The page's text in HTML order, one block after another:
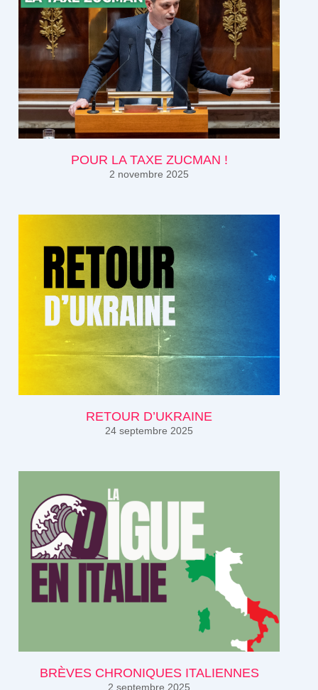
POUR LA TAXE ZUCMAN !
2 novembre 2025
RETOUR D’UKRAINE
24 septembre 2025
BRÈVES CHRONIQUES ITALIENNES
2 septembre 2025